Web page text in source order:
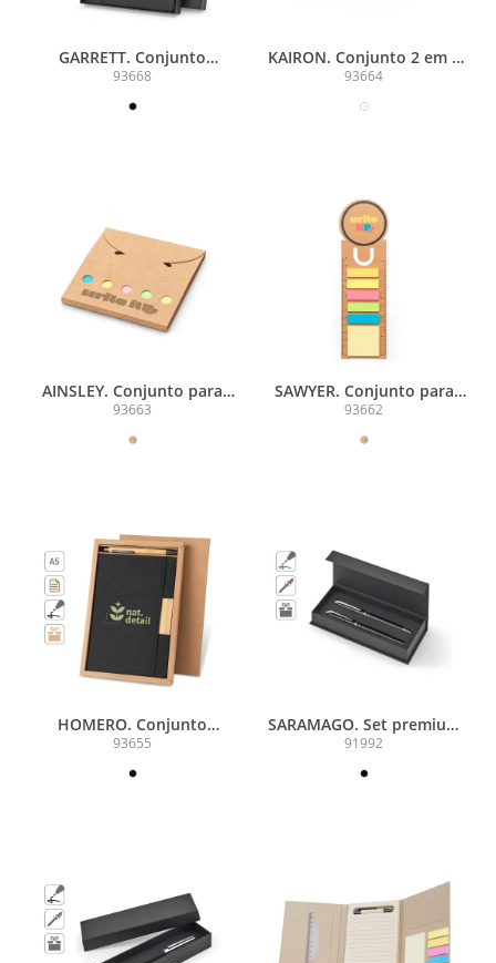
GARRETT. Conjunto
composto por 1 caneta
em PU e aço inox
93668
KAIRON. Conjunto 2 em 1
para escritório, em papel
blocos adesivados
93664
AINSLEY. Conjunto para
escritório, em papel 100%
adesivados
93663
SAWYER. Conjunto para
escritório 3 em 1, em papel
superior em formato
93662
HOMERO. Conjunto
composto por um caderno
caneta esferográfica em
93655
SARAMAGO. Set premium
de 1 caneta esferográfica e
aço inox, com escrita em
91992